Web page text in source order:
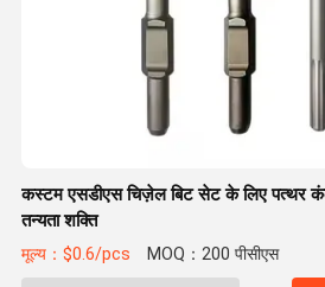
कस्टम एसडीएस चिज़ेल बिट सेट के लिए पत्थर
तन्यता शक्ति
मूल्य：$0.6/pcs MOQ：200 पीसीएस